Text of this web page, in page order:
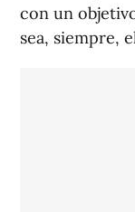
con un
sea, siempre,